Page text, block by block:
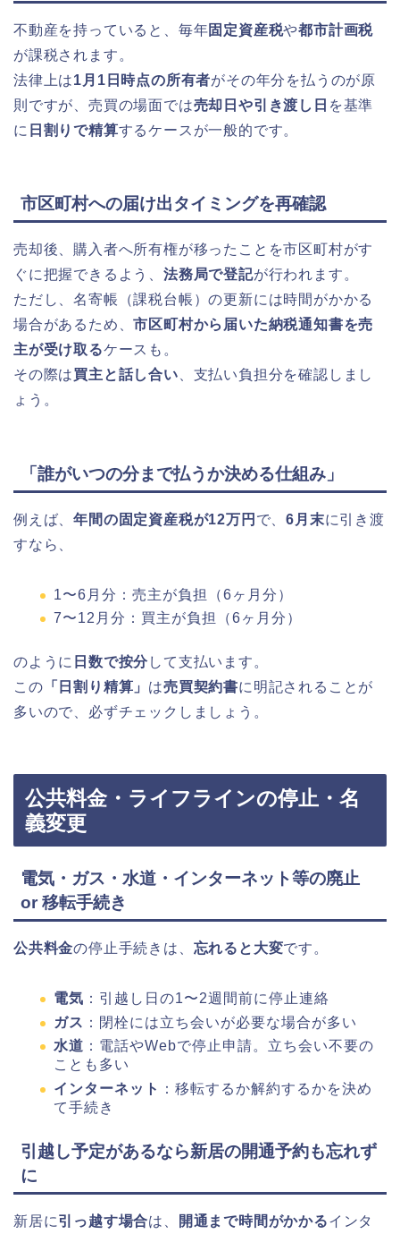
不動産を持っていると、毎年固定資産税や都市計画税
が課税されます。
法律上は1月1日時点の所有者がその年分を払うのが原
則ですが、売買の場面では売却日や引き渡し日 を基準
に 日割りで精算するケースが一般的です。
市区町村への届け出タイミングを再確認
売却後、購入者へ所有権が移ったことを市区町村がす
ぐに把握できるよう、 法務局で登記が行われます。
ただし、名寄帳（課税台帳）の更新には時間がかかる
場合があるため、市区町村から届いた納税通知書を売
主が受け取るケースも。
その際は買主と話し合い 、支払い負担分を確認しまし
ょう。
「誰がいつの分まで払うか決める仕組み」
例えば、年間の固定資産税が12万円 で、6月末に引き渡
すなら、
1〜6月分：売主が負担（6ヶ月分）
7〜12月分：買主が負担（6ヶ月分）
のように 日数で按分して支払います。
この 「日割り精算」 は売買契約書に明記されることが
多いので、必ずチェックしましょう。
公共料金・ライフラインの停止・名
義変更
電気・ガス・水道・インターネット等の廃止
or 移転手続き
公共料金の停止手続きは、 忘れると大変です。
電気 ：引越し日の1〜2週間前に停止連絡
ガス ：閉栓には立ち会いが必要な場合が多い
水道 ：電話やWebで停止申請。立ち会い不要の
ことも多い
インターネット
：移転するか解約するかを決め
て手続き
引越し予定があるなら新居の開通予約も忘れず
に
新居に引っ越す場合は、 開通まで時間がかかるインタ